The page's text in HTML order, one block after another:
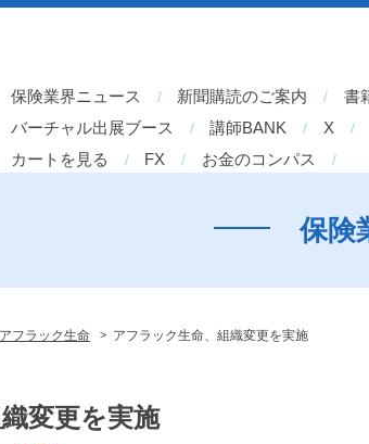
保険業界ニュース 新聞購読のご案内 書
バーチャル出展ブース
講師BANK X
カートを見る
FX お金のコンパス
保険
アフラック生命 > アフラック生命、組織変更を実施
変更を実施